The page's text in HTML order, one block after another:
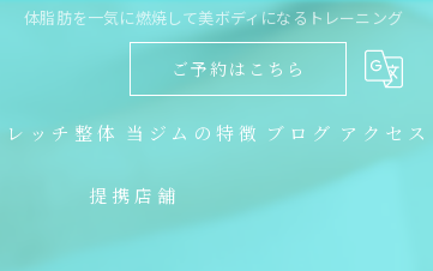
体脂肪を一気に燃焼して美ボディになるトレーニング
ご予約はこちら
レッチ整体 当ジムの特徴 ブログ アクセス
提携店舗